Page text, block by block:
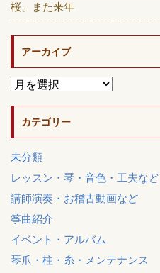
桜、また来年
アーカイブ
カテゴリー
未分類
レッスン・琴・音色・工夫など
講師演奏・お稽古動画など
筝曲紹介
イベント・アルバム
琴爪・柱・糸・メンテナンス